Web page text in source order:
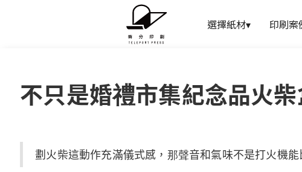
選擇紙材▾ 印刷案
不‍只是婚禮市集紀念品火
劃火柴這動作充滿儀式感，那聲音和氣味不是打火機能